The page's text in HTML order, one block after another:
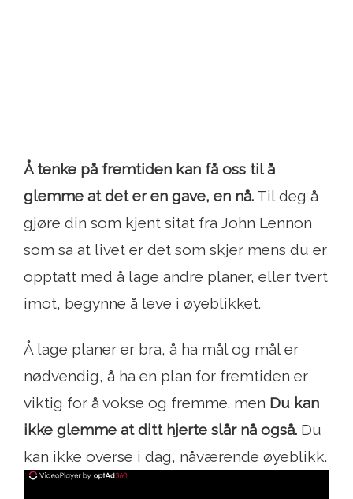
Å tenke på fremtiden kan få oss til å
glemme at det er en gave, en nå. Til deg å
gjøre din som kjent sitat fra John Lennon
som sa at livet er det som skjer mens du er
opptatt med å lage andre planer, eller tvert
imot, begynne å leve i øyeblikket.
Å lage planer er bra, å ha mål og mål er
nødvendig, å ha en plan for fremtiden er
viktig for å vokse og fremme. men Du kan
ikke glemme at ditt hjerte slår nå også. Du
kan ikke overse i dag, nåværende øyeblikk.